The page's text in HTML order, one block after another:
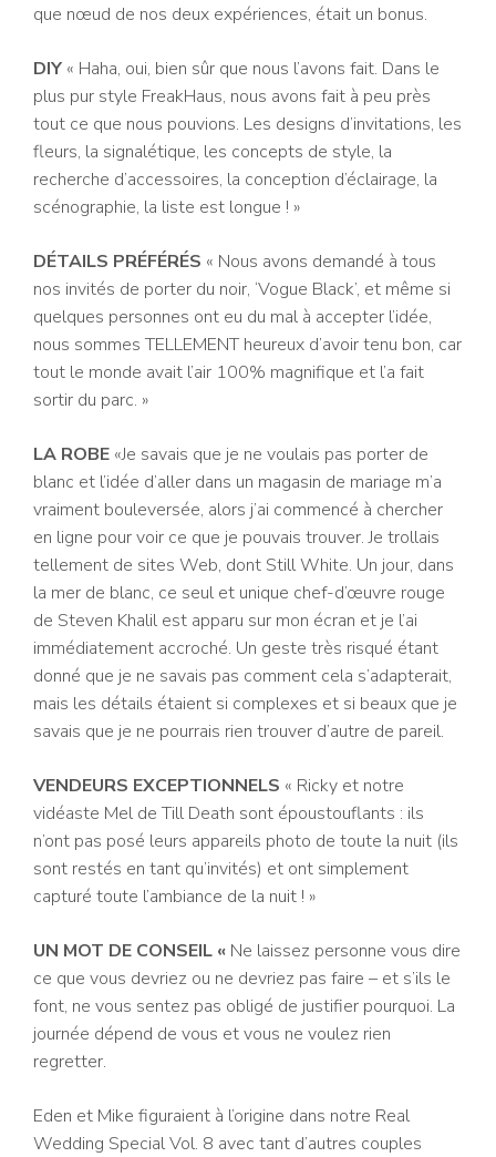
que nœud de nos deux expériences, était un bonus.
DIY « Haha, oui, bien sûr que nous l’avons fait. Dans le
plus pur style FreakHaus, nous avons fait à peu près
tout ce que nous pouvions. Les designs d’invitations, les
fleurs, la signalétique, les concepts de style, la
recherche d’accessoires, la conception d’éclairage, la
scénographie, la liste est longue ! »
DÉTAILS PRÉFÉRÉS « Nous avons demandé à tous
nos invités de porter du noir, ‘Vogue Black’, et même si
quelques personnes ont eu du mal à accepter l’idée,
nous sommes TELLEMENT heureux d’avoir tenu bon, car
tout le monde avait l’air 100% magnifique et l’a fait
sortir du parc. »
LA ROBE «Je savais que je ne voulais pas porter de
blanc et l’idée d’aller dans un magasin de mariage m’a
vraiment bouleversée, alors j’ai commencé à chercher
en ligne pour voir ce que je pouvais trouver. Je trollais
tellement de sites Web, dont Still White. Un jour, dans
la mer de blanc, ce seul et unique chef-d’œuvre rouge
de Steven Khalil est apparu sur mon écran et je l’ai
immédiatement accroché. Un geste très risqué étant
donné que je ne savais pas comment cela s’adapterait,
mais les détails étaient si complexes et si beaux que je
savais que je ne pourrais rien trouver d’autre de pareil.
VENDEURS EXCEPTIONNELS « Ricky et notre
vidéaste Mel de Till Death sont époustouflants : ils
n’ont pas posé leurs appareils photo de toute la nuit (ils
sont restés en tant qu’invités) et ont simplement
capturé toute l’ambiance de la nuit ! »
UN MOT DE CONSEIL « Ne laissez personne vous dire
ce que vous devriez ou ne devriez pas faire – et s’ils le
font, ne vous sentez pas obligé de justifier pourquoi. La
journée dépend de vous et vous ne voulez rien
regretter.
Eden et Mike figuraient à l’origine dans notre Real
Wedding Special Vol. 8 avec tant d’autres couples